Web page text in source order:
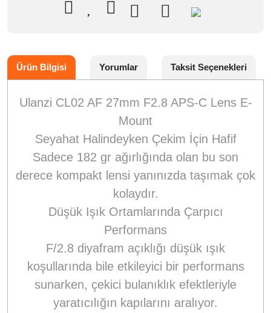
Ürün Bilgisi Yorumlar Taksit Seçenekleri
Ulanzi CL02 AF 27mm F2.8 APS-C Lens E-
Mount
Seyahat Halindeyken Çekim İçin Hafif
Sadece 182 gr ağırlığında olan bu son
derece kompakt lensi yanınızda taşımak çok
kolaydır.
Düşük Işık Ortamlarında Çarpıcı
Performans
F/2.8 diyafram açıklığı düşük ışık
koşullarında bile etkileyici bir performans
sunarken, çekici bulanıklık efektleriyle
yaratıcılığın kapılarını aralıyor.